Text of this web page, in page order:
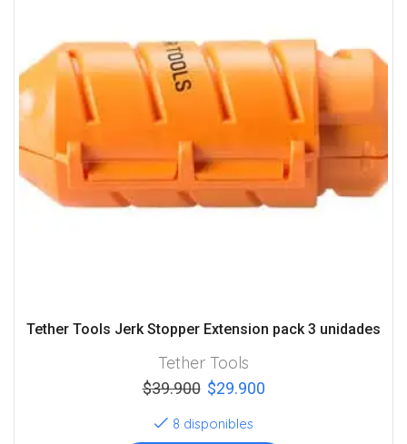
Tether Tools Jerk Stopper Extension pack 3 unidades
Tether Tools
$39.900 $29.900
8 disponibles